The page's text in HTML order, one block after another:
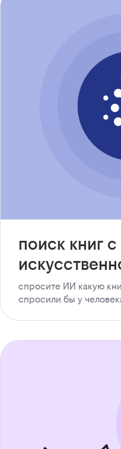
поиск книг
спросите ИИ какую
спросили бы у